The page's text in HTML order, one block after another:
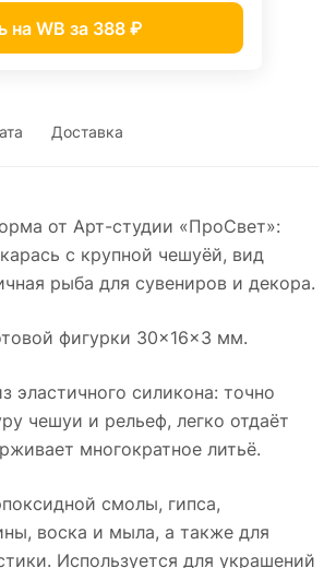
на WB за 388 ₽
Доставка
от Арт-студии «ПроСвет»:
с крупной чешуёй, вид
рыба для сувениров и декора.
фигурки 30×16×3 мм.
эластичного силикона: точно
чешуи и рельеф, легко отдаёт
многократное литьё.
смолы, гипса,
воска и мыла, а также для
Используется для украшений